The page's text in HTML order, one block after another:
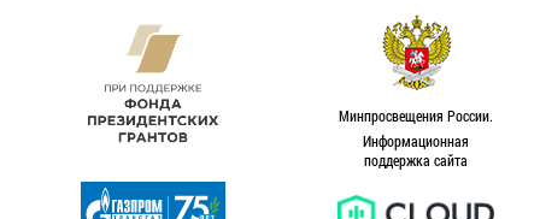
Минпросвещения России.
Информационная
поддержка сайта